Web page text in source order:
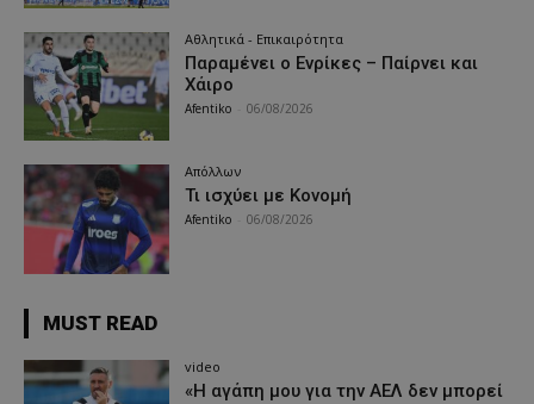
Αθλητικά - Επικαιρότητα
Παραμένει ο Ενρίκες – Παίρνει και
Χάιρο
Afentiko 06/08/2026
Απόλλων
Τι ισχύει με Κονομή
Afentiko 06/08/2026
MUST READ
video
«Η αγάπη μου για την ΑΕΛ δεν μπορεί